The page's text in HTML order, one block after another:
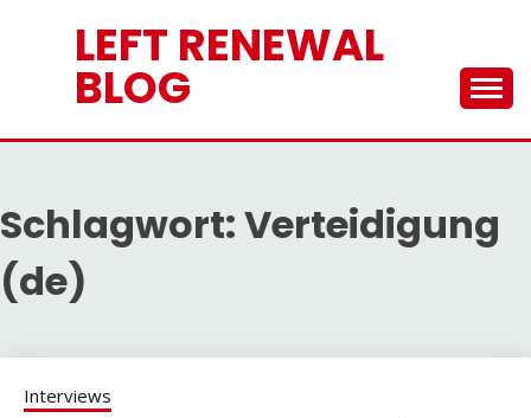
LEFT RENEWAL
BLOG
Schlagwort:Verteidigung
(de)
Interviews